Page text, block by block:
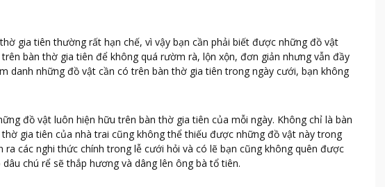
gia tiên thường rất hạn chế, vì vậy bạn cần phải biết được những đồ vật
bàn thờ gia tiên để không quá rườm rà, lộn xộn, đơn giản nhưng vẫn đầy
danh những đồ vật cần có trên bàn thờ gia tiên trong ngày cưới, bạn không
đồ vật luôn hiện hữu trên bàn thờ gia tiên của mỗi ngày. Không chỉ là bàn
gia tiên của nhà trai cũng không thể thiếu được những đồ vật này trong
ra các nghi thức chính trong lễ cưới hỏi và có lẽ bạn cũng không quên được
chú rể sẽ thắp hương và dâng lên ông bà tổ tiên.